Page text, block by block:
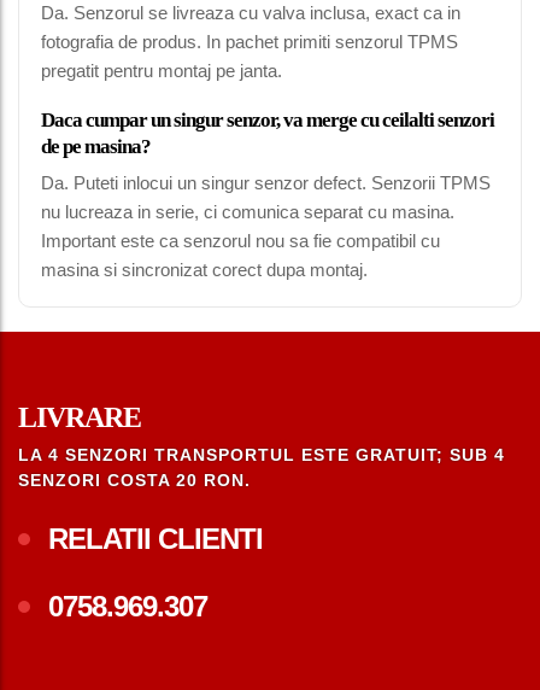
Da. Senzorul se livreaza cu valva inclusa, exact ca in
fotografia de produs. In pachet primiti senzorul TPMS
pregatit pentru montaj pe janta.
Daca cumpar un singur senzor, va merge cu ceilalti senzori
de pe masina?
Da. Puteti inlocui un singur senzor defect. Senzorii TPMS
nu lucreaza in serie, ci comunica separat cu masina.
Important este ca senzorul nou sa fie compatibil cu
masina si sincronizat corect dupa montaj.
LIVRARE
LA 4 SENZORI TRANSPORTUL ESTE GRATUIT; SUB 4
SENZORI COSTA 20 RON.
RELATII CLIENTI
0758.969.307